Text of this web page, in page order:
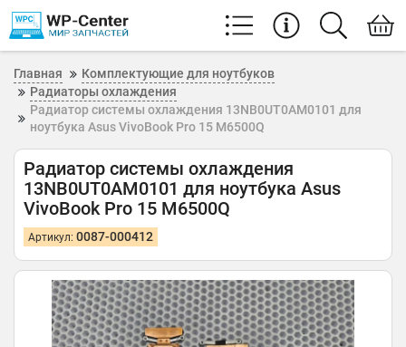
Главная
Комплектующие для ноутбуков
Радиаторы охлаждения
Радиатор системы охлаждения 13NB0UT0AM0101 для
ноутбука Asus VivoBook Pro 15 M6500Q
Радиатор системы охлаждения
13NB0UT0AM0101 для ноутбука Asus
VivoBook Pro 15 M6500Q
Артикул: 0087-000412